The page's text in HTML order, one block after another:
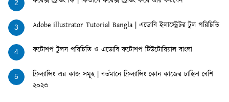
2
3 Adobe illustrator Tutorial Bangla | এডোবি ইলাস্ট্রেটর টুল পরিচিতি
4 ফটোশপ টুলস পরিচিতি ও এডোবি ফটোশপ টিউটোরিয়াল বাংলা
5
ফ্রিল্যান্সিং এর কাজ সমূহ | বর্তমানে ফ্রিল্যান্সিং কোন কাজের চাহিদা বেশি
২০২৩